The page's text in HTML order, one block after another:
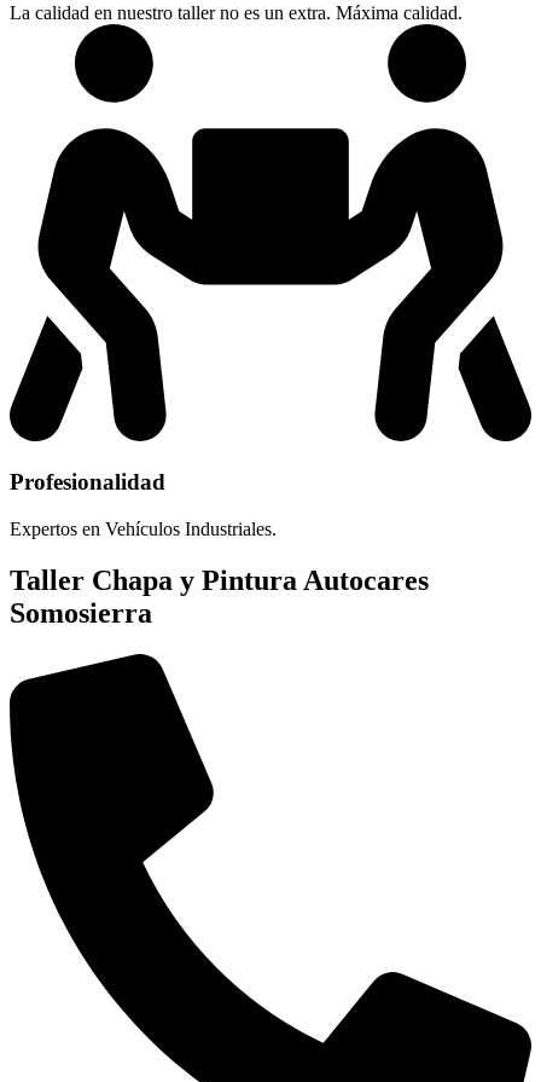
La calidad en nuestro taller no es un extra. Máxima calidad.
Profesionalidad
Expertos en Vehículos Industriales.
Taller Chapa y Pintura Autocares
Somosierra